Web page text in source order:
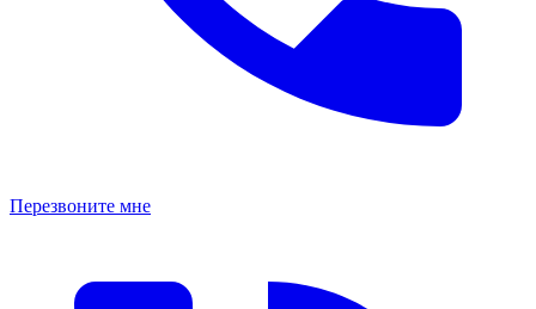
Перезвоните мне